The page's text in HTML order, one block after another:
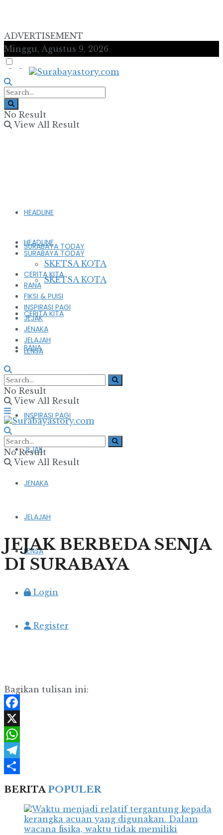
ADVERTISEMENT
Minggu, Agustus 9, 2026
No Result
View All Result
HEADLINE
SURABAYA TODAY
SKETSA KOTA
CERITA KITA
RANA
FIKSI & PUISI
INSPIRASI PAGI
JEJAK
JENAKA
JELAJAH
LENSA
Login
Register
HEADLINE
SURABAYA TODAY
SKETSA KOTA
CERITA KITA
RANA
FIKSI & PUISI
INSPIRASI PAGI
JEJAK
JENAKA
JELAJAH
LENSA
No Result
View All Result
No Result
View All Result
JEJAK BERBEDA SENJA
DI SURABAYA
Bagikan tulisan ini:
Facebook
X
WhatsApp
Telegram
BERITAPOPULER